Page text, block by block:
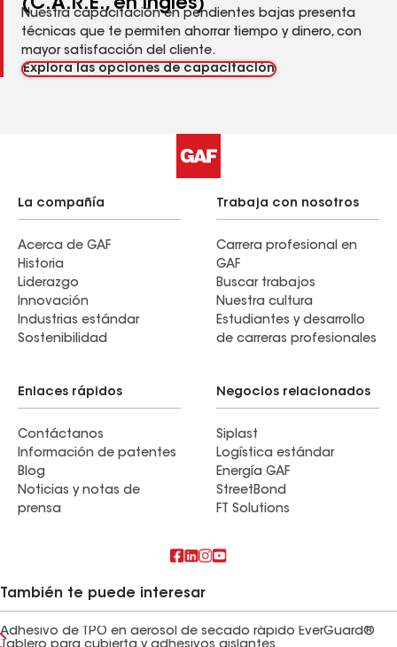
Nuestra capacitación en pendientes bajas presenta
técnicas que te permiten ahorrar tiempo y dinero, con
mayor satisfacción del cliente.
Explora las opciones de capacitación
La compañía
Acerca de GAF
Historia
Liderazgo
Innovación
Industrias estándar
Sostenibilidad
Trabaja con nosotros
Carrera profesional en
GAF
Buscar trabajos
Nuestra cultura
Estudiantes y desarrollo
de carreras profesionales
Enlaces rápidos
Contáctanos
Información de patentes
Blog
Noticias y notas de
prensa
Negocios relacionados
Siplast
Logística estándar
Energía GAF
StreetBond
FT Solutions
También te puede interesar
Adhesivo de TPO en aerosol de secado rápido EverGuard®